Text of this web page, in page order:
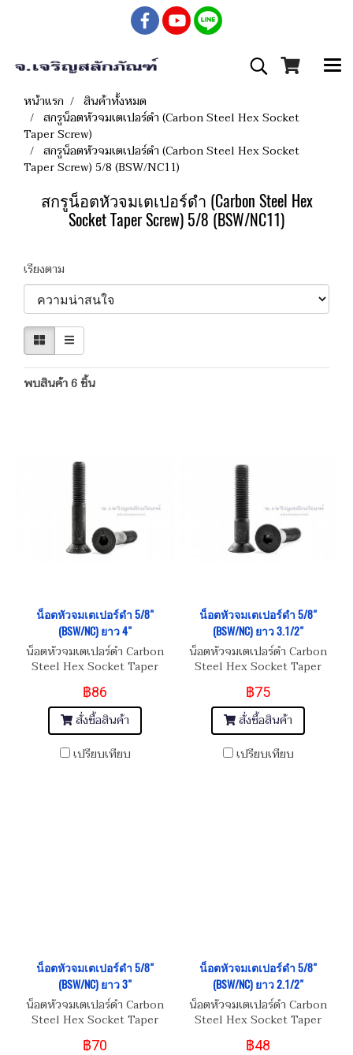
หน้าแรก
สินค้าทั้งหมด
สกรูน็อตหัวจมเตเปอร์ดำ (Carbon Steel Hex Socket
Taper Screw)
สกรูน็อตหัวจมเตเปอร์ดำ (Carbon Steel Hex Socket
Taper Screw) 5/8 (BSW/NC11)
สกรูน็อตหัวจมเตเปอร์ดำ (Carbon Steel Hex
Socket Taper Screw) 5/8 (BSW/NC11)
เรียงตาม
พบสินค้า 6 ชิ้น
น็อตหัวจมเตเปอร์ดำ 5/8"
(BSW/NC) ยาว 4"
น็อตหัวจมเตเปอร์ดำ Carbon
Steel Hex Socket Taper
Head Screw 5/8" (BSW/NC)
฿86
สั่งซื้อสินค้า
เปรียบเทียบ
น็อตหัวจมเตเปอร์ดำ 5/8"
(BSW/NC) ยาว 3.1/2"
น็อตหัวจมเตเปอร์ดำ Carbon
Steel Hex Socket Taper
Head Screw 5/8" (BSW/NC)
฿75
สั่งซื้อสินค้า
เปรียบเทียบ
น็อตหัวจมเตเปอร์ดำ 5/8"
(BSW/NC) ยาว 3"
น็อตหัวจมเตเปอร์ดำ Carbon
Steel Hex Socket Taper
Head Screw 5/8" (BSW/NC)
฿70
น็อตหัวจมเตเปอร์ดำ 5/8"
(BSW/NC) ยาว 2.1/2"
น็อตหัวจมเตเปอร์ดำ Carbon
Steel Hex Socket Taper
Head Screw 5/8" (BSW/NC)
฿48